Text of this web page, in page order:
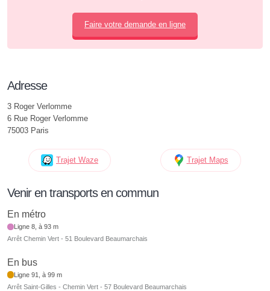
Faire votre demande en ligne
Adresse
3 Roger Verlomme
6 Rue Roger Verlomme
75003 Paris
Trajet Waze Trajet Maps
Venir en transports en commun
En métro
Ligne 8, à 93 m
Arrêt Chemin Vert - 51 Boulevard Beaumarchais
En bus
Ligne 91, à 99 m
Arrêt Saint-Gilles - Chemin Vert - 57 Boulevard Beaumarchais